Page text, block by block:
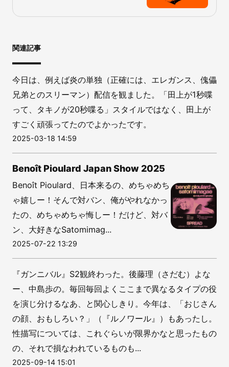
関連記事
今日は、例えば炎の単独（正確には、エレガンス、傀儡
兄弟とのスリーマン）配信を観ました。「田上が1秒喋
って、タキノが20秒喋る」スタイルではなく、田上が
すごく頑張ってたのでよかったです。
2025-03-18 14:59
Benoît Pioulard Japan Show 2025
Benoît Pioulard、日本来るの、めちゃめち
ゃ嬉しー！そんで対バン、俺がやれなかっ
たの、めちゃめちゃ悔しー！だけど、対バ
ン、大好きなSatomimag...
2025-07-22 13:29
『ガンニバル』S2観終わった。後藤理（さだむ）よな
ー、中島歩の。毎回毎回よくここまで異なるタイプの役
を演じ分けるなあ、と関心しきり。今年は、「おじさん
の顔、おもしろい？」（『ルノワール』）もあったし。
性描写については、これぐらいが限界かなと思ったもの
の、それで損なわれているものも...
2025-09-14 15:01